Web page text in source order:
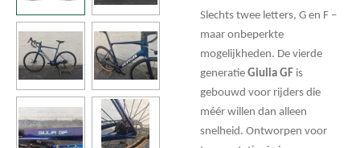
Slechts twee letters, G en F –
maar onbeperkte
mogelijkheden. De vierde
generatie Giulia GF is
gebouwd voor rijders die
méér willen dan alleen
snelheid. Ontworpen voor